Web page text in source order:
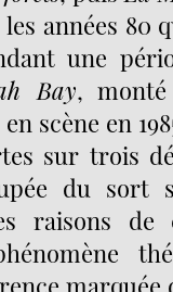
années 80
une
Bay,
scène en
sur trois
du sort
raisons de
marquée